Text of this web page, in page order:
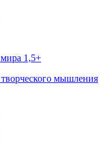
1,5+
мышления